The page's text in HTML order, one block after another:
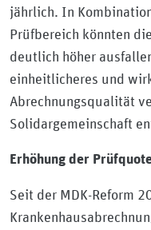
jährlich. In
Prüfbereich könnten
deutlich höher
einheitlicheres und
Abrechnungsqualität
Solidargemeinschaft
Erhöhung der
Seit der MDK-Reform